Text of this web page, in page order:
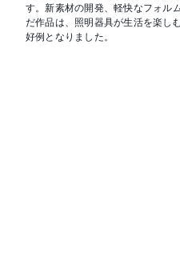
す。新素材の開発、軽快なフォル
だ作品は、照明器具が生活を楽し
好例となりました。